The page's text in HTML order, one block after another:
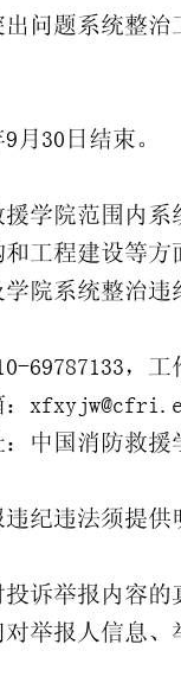
问题系统整
月30日结束。
学院范围内
工程建设等
院系统整治
69787133，
：
：中国消防救
违纪违法须提
投诉举报内容
对举报人信息